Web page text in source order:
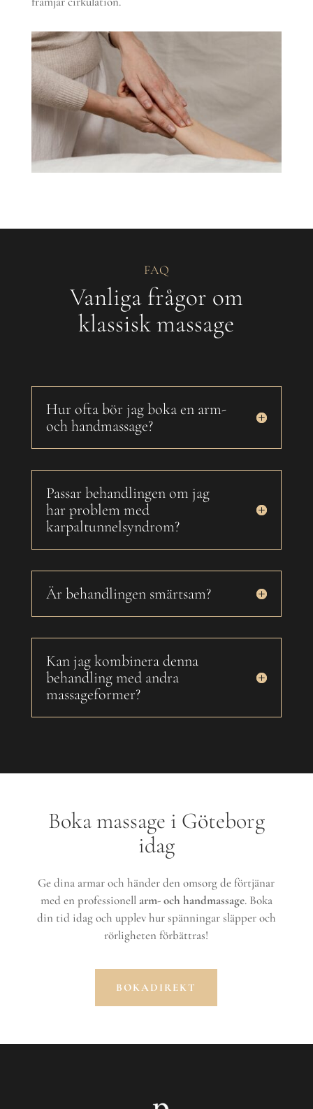
FAQ
Vanliga frågor om
klassisk massage
Hur ofta bör jag boka en arm-
och handmassage?
Passar behandlingen om jag
har problem med
karpaltunnelsyndrom?
Är behandlingen smärtsam?
Kan jag kombinera denna
behandling med andra
massageformer?
Boka massage i Göteborg
idag
Ge dina armar och händer den omsorg de förtjänar
med en professionellarm- och handmassage. Boka
din tid idag och upplev hur spänningar släpper och
rörligheten förbättras!
BOKADIREKT